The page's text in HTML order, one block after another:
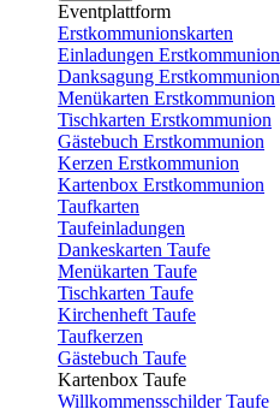
Eventplattform
Erstkommunionskarten
Einladungen Erstkommunion
Danksagung Erstkommunion
Menükarten Erstkommunion
Tischkarten Erstkommunion
Gästebuch Erstkommunion
Kerzen Erstkommunion
Kartenbox Erstkommunion
Taufkarten
Taufeinladungen
Dankeskarten Taufe
Menükarten Taufe
Tischkarten Taufe
Kirchenheft Taufe
Taufkerzen
Gästebuch Taufe
Kartenbox Taufe
Willkommensschilder Taufe